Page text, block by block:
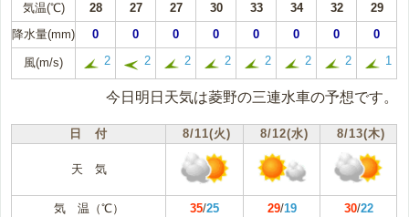
気温(℃) 28 27 27 30 33 34 32
29
降水量(mm)
0 0 0 0 0 0 0 0
風(m/s) 2 2 2 2 2 2 2 1
今日明日天気は菱野の三連水車の予想です。
日 付 8/11(火) 8/12(水) 8/13(木)
天 気
気 温（℃） 35/25 29/19 30/22